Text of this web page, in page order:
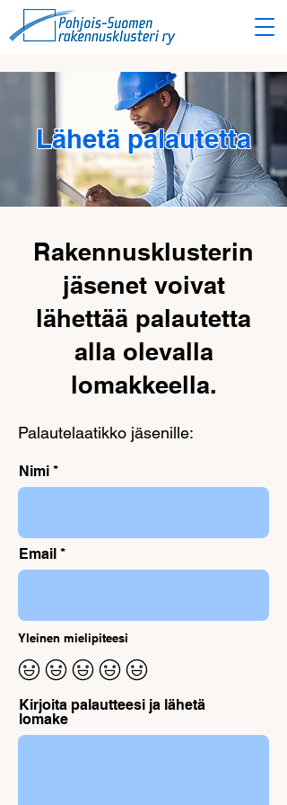
Lähetä palautetta
Rakennusklusterin
jäsenet voivat
lähettää palautetta
alla olevalla
lomakkeella.
Palautelaatikko jäsenille:
Nimi
Email
Yleinen mielipiteesi
Kirjoita palautteesi ja lähetä
lomake